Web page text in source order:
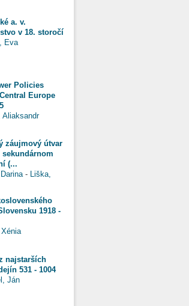
a. v.
v 18. storočí
Eva
Policies
Europe
Aliaksandr
záujmový útvar
(...
- Liška,
1918 -
najstarších
531 - 1004
Ján